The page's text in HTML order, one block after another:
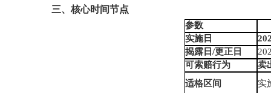
三、核心时间节点
参数
实施日
揭露日/更正日
可索赔行为
卖
适格区间
实